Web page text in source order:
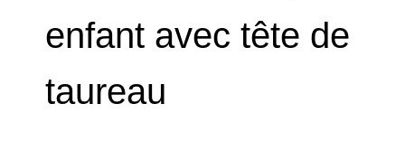
peuvent
être
sur
enfant avec tête de
taureau